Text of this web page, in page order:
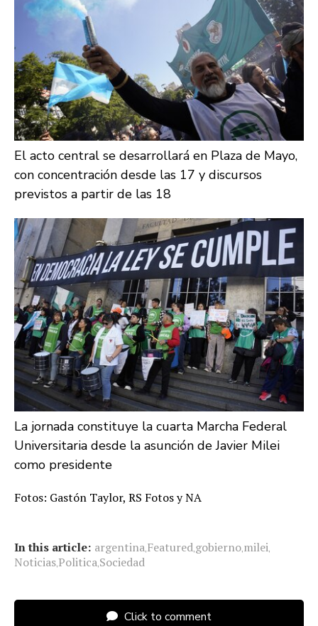
El acto central se desarrollará en Plaza de Mayo,
con concentración desde las 17 y discursos
previstos a partir de las 18
La jornada constituye la cuarta Marcha Federal
Universitaria desde la asunción de Javier Milei
como presidente
Fotos: Gastón Taylor, RS Fotos y NA
In this article: argentina,Featured,gobierno,milei,
Noticias,Politica,Sociedad
Click to comment